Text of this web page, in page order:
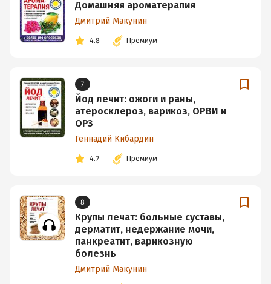
Домашняя ароматерапия
Дмитрий Макунин
4.8 Премиум
7
Йод лечит: ожоги и раны,
атеросклероз, варикоз, ОРВИ и
ОРЗ
Геннадий Кибардин
4.7 Премиум
8
Крупы лечат: больные суставы,
дерматит, недержание мочи,
панкреатит, варикозную
болезнь
Дмитрий Макунин